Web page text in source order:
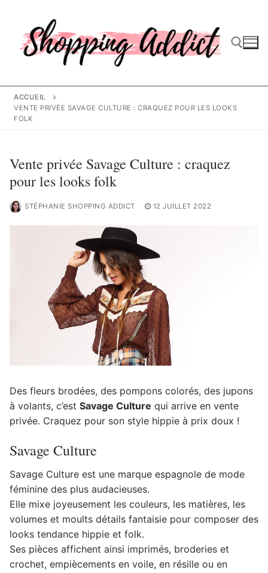
contenu
ACCUEIL
VENTE PRIVÉE SAVAGE CULTURE : CRAQUEZ POUR LES LOOKS
FOLK
Vente privée Savage Culture : craquez
pour les looks folk
STÉPHANIE SHOPPING ADDICT 12 JUILLET 2022
Des fleurs brodées, des pompons colorés, des jupons
à volants, c’est Savage Culture qui arrive en vente
privée. Craquez pour son style hippie à prix doux !
Savage Culture
Savage Culture est une marque espagnole de mode
féminine des plus audacieuses.
Elle mixe joyeusement les couleurs, les matières, les
volumes et moults détails fantaisie pour composer des
looks tendance hippie et folk.
Ses pièces affichent ainsi imprimés, broderies et
crochet, empiècements en voile, en résille ou en